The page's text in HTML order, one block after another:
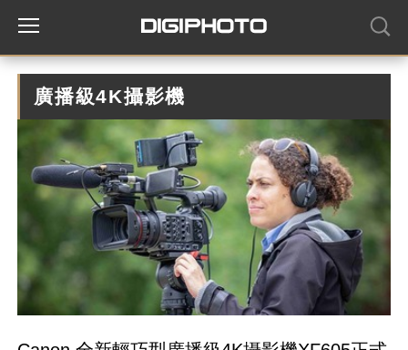
廣播級4K攝影機